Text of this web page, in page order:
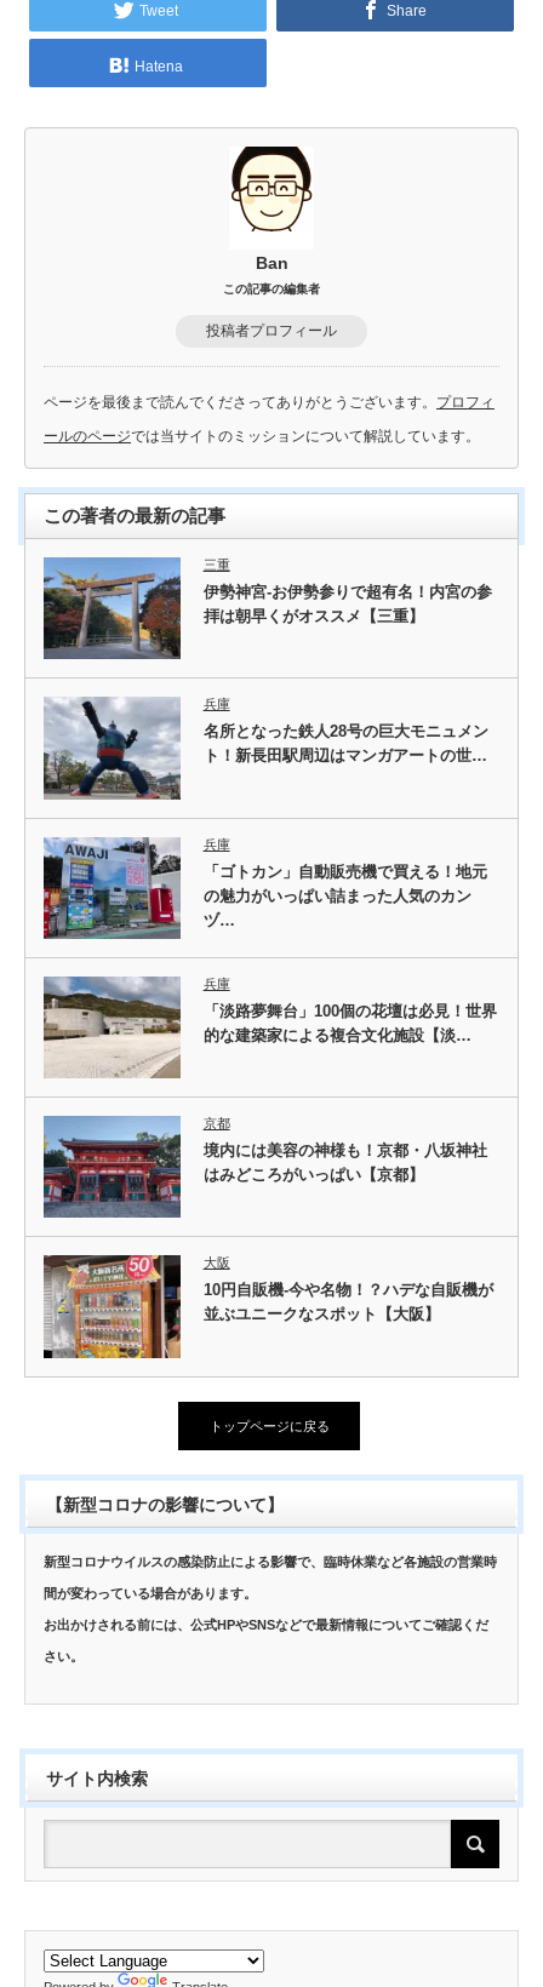
Tweet Share
Hatena
Ban
この記事の編集者
投稿者プロフィール
ページを最後まで読んでくださってありがとうございます。 プロフィ
ールのページでは当サイトのミッションについて解説しています。
この著者の最新の記事
三重
伊勢神宮-お伊勢参りで超有名！内宮の参
拝は朝早くがオススメ【三重】
兵庫
名所となった鉄人28号の巨大モニュメン
ト！新長田駅周辺はマンガアートの世…
兵庫
「ゴトカン」自動販売機で買える！地元
の魅力がいっぱい詰まった人気のカン
ヅ…
兵庫
「淡路夢舞台」100個の花壇は必見！世界
的な建築家による複合文化施設【淡…
京都
境内には美容の神様も！京都・八坂神社
はみどころがいっぱい【京都】
大阪
10円自販機-今や名物！？ハデな自販機が
並ぶユニークなスポット【大阪】
トップページに戻る
【新型コロナの影響について】
新型コロナウイルスの感染防止による影響で、臨時休業など各施設の営業時
間が変わっている場合があります。
お出かけされる前には、公式HPやSNSなどで最新情報についてご確認くだ
さい。
サイト内検索